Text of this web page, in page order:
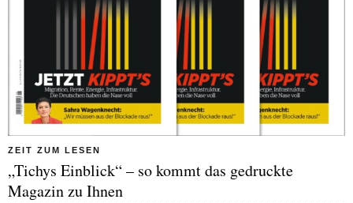
ZEIT ZUM LESEN
„Tichys Einblick“ – so kommt das gedruckte
Magazin zu Ihnen